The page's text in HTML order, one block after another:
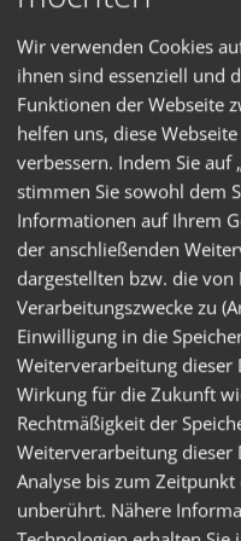
Entdecken Sie das
Wir verwenden Cookies
ihnen sind essenziell und
Funktionen der Webseite
helfen uns, diese
verbessern. Indem Sie auf
stimmen Sie sowohl dem
Informationen auf Ihrem
der anschließenden
dargestellten bzw. die von
Verarbeitungszwecke zu
Einwilligung in die
Weiterverarbeitung
Wirkung für die Zukunft
Rechtmäßigkeit der
Weiterverarbeitung dieser
Analyse bis zum
unberührt. Nähere